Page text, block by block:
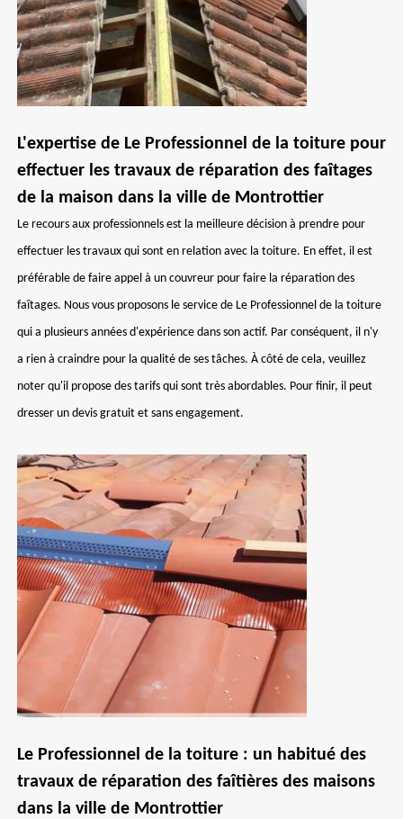
L'expertise de Le Professionnel de la toiture pour
effectuer les travaux de réparation des faîtages
de la maison dans la ville de Montrottier
Le recours aux professionnels est la meilleure décision à prendre pour
effectuer les travaux qui sont en relation avec la toiture. En effet, il est
préférable de faire appel à un couvreur pour faire la réparation des
faîtages. Nous vous proposons le service de Le Professionnel de la toiture
qui a plusieurs années d'expérience dans son actif. Par conséquent, il n'y
a rien à craindre pour la qualité de ses tâches. À côté de cela, veuillez
noter qu'il propose des tarifs qui sont très abordables. Pour finir, il peut
dresser un devis gratuit et sans engagement.
Le Professionnel de la toiture : un habitué des
travaux de réparation des faîtières des maisons
dans la ville de Montrottier